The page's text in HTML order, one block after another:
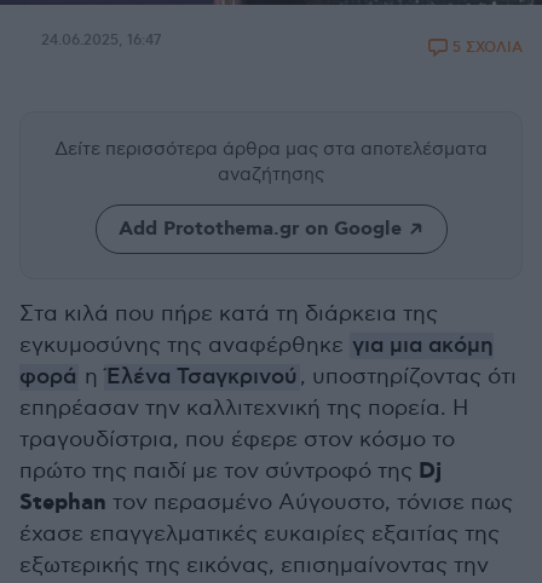
24.06.2025, 16:47 5 ΣΧΟΛΙΑ
Δείτε περισσότερα άρθρα μας στα αποτελέσματα
αναζήτησης
Add Protothema.gr on Google
Στα κιλά που πήρε κατά τη διάρκεια της
εγκυμοσύνης της αναφέρθηκε για μια ακόμη
φορά ηΈλένα Τσαγκρινού , υποστηρίζοντας ότι
επηρέασαν την καλλιτεχνική της πορεία. Η
τραγουδίστρια, που έφερε στον κόσμο το
πρώτο της παιδί με τον σύντροφό της Dj
Stephan τον περασμένο Αύγουστο, τόνισε πως
έχασε επαγγελματικές ευκαιρίες εξαιτίας της
εξωτερικής της εικόνας, επισημαίνοντας την